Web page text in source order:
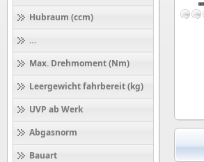
Hubraum (ccm)
Höchstgeschwindigkeit (km/h)
Max. Drehmoment (Nm)
Leergewicht fahrbereit (kg)
UVP ab Werk
Abgasnorm
Bauart